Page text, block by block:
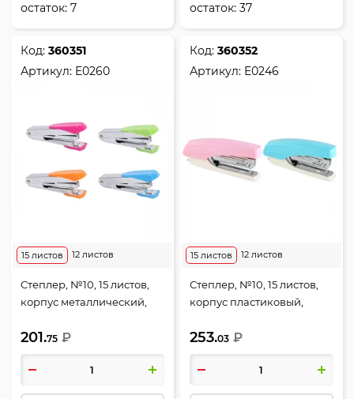
остаток:7 остаток:37
Код:360351
Артикул: E0260
12 листов
15 листов
Степлер, №10, 15 листов,
корпус металлический,
ассорти, ассорти 4 вида,
Deli, E0260
201.75 ₽
Код:360352
Артикул: E0246
12 листов
15 листов
Степлер, №10, 15 листов,
корпус пластиковый,
вида, Deli, E0246
253.03 ₽